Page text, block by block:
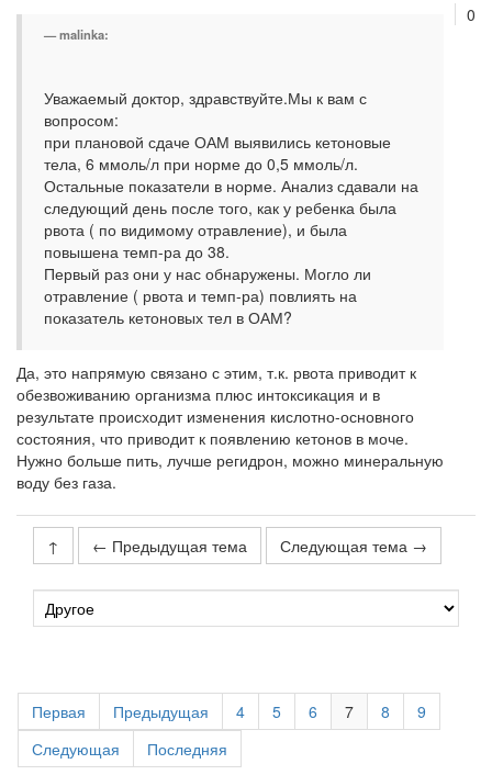
0
malinka:
Уважаемый доктор, здравствуйте.Мы к вам с
вопросом:
при плановой сдаче ОАМ выявились кетоновые
тела, 6 ммоль/л при норме до 0,5 ммоль/л.
Остальные показатели в норме. Анализ сдавали на
следующий день после того, как у ребенка была
рвота ( по видимому отравление), и была
повышена темп-ра до 38.
Первый раз они у нас обнаружены. Могло ли
отравление ( рвота и темп-ра) повлиять на
показатель кетоновых тел в ОАМ?
Да, это напрямую связано с этим, т.к. рвота приводит к
обезвоживанию организма плюс интоксикация и в
результате происходит изменения кислотно-основного
состояния, что приводит к появлению кетонов в моче.
Нужно больше пить, лучше регидрон, можно минеральную
воду без газа.
↑ ← Предыдущая тема Следующая тема →
Первая Предыдущая 4 5 6 7 8
9
Следующая
Последняя